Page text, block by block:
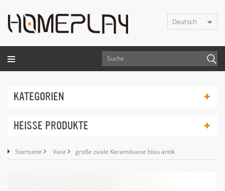
Deutsch
KATEGORIEN
HEISSE PRODUKTE
Startseite Vase große ovale Keramikvase blau antik